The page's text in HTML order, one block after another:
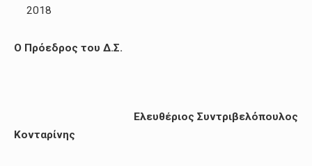
2018
Ο Πρόεδρος του Δ.Σ.
Ελευθέριος Συντριβελόπουλος
Κονταρίνης